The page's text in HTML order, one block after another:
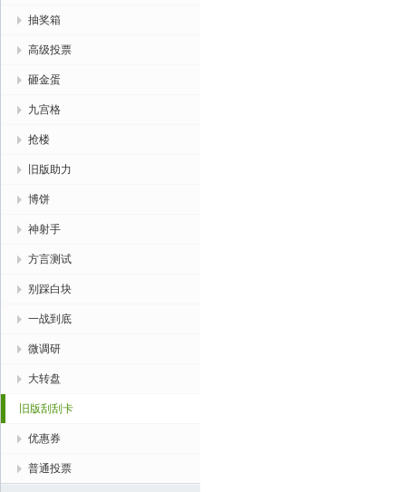
抽奖箱
高级投票
砸金蛋
九宫格
抢楼
旧版助力
博饼
神射手
方言测试
别踩白块
一战到底
微调研
大转盘
旧版刮刮卡
优惠券
普通投票